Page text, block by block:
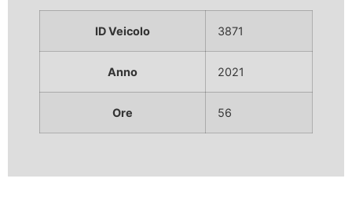
ID Veicolo 3871
Anno 2021
Ore 56